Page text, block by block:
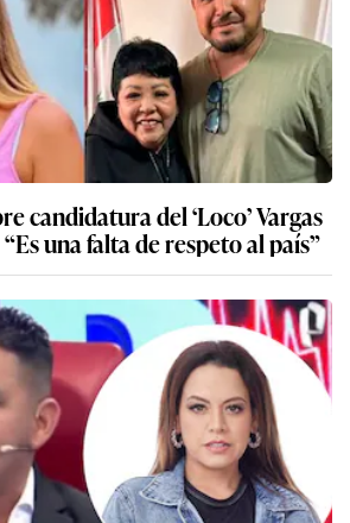
candidatura del ‘Loco’ Vargas
una falta de respeto al país”